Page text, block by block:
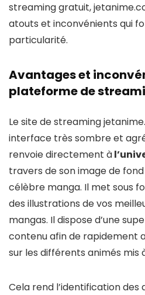
streaming gratuit,
atouts et inconvénients qui
particularité.
Avantages et
plateforme de
Le site de streaming
interface très sombre et
renvoie directement à
travers de son image de fond
célèbre manga. Il met sous
des illustrations de vos
mangas. Il dispose d’une
contenu afin de
sur les différents animés mis
Cela rend l’identification des